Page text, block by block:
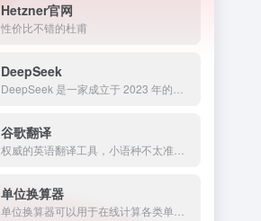
Hetzner官网
性价比不错的杜甫
DeepSeek
谷歌翻译
单位换算器